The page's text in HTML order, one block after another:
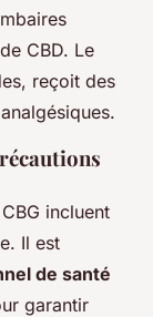
CBD. Le
reçoit des
incluent
Il est
de santé
garantir